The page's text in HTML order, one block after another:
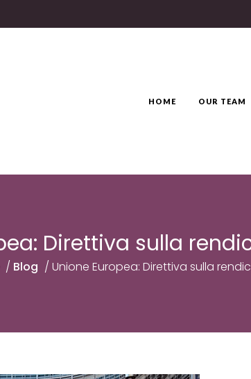
HOME OUR TEAM
Direttiva sulla
/ Blog / Unione Europea: Direttiva sulla